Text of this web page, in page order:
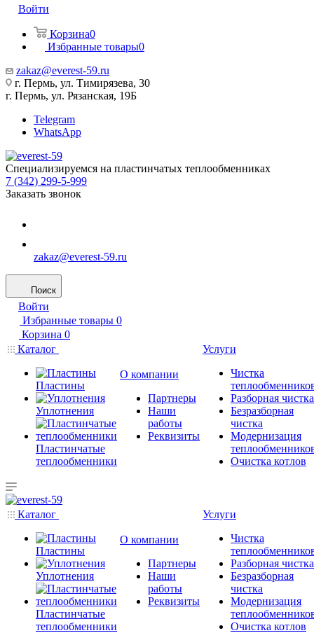
Войти
Корзина0
Избранные товары0
zakaz@everest-59.ru
г. Пермь, ул. Тимирязева, 30
г. Пермь, ул. Рязанская, 19Б
Telegram
WhatsApp
Специализируемся на пластинчатых теплообменниках
7 (342) 299-5-999
Заказать звонок
zakaz@everest-59.ru
Поиск
Войти
Избранные товары 0
Корзина 0
Каталог
Пластины
Уплотнения
Пластинчатые
теплообменники
О компании
Партнеры
Наши
работы
Реквизиты
Услуги
Чистка
Разборная чистка
Безразборная
чистка
Модернизация
Очистка котлов
Каталог
Пластины
Уплотнения
Пластинчатые
теплообменники
О компании
Партнеры
Наши
работы
Реквизиты
Услуги
Чистка
Разборная чистка
Безразборная
чистка
Модернизация
Очистка котлов